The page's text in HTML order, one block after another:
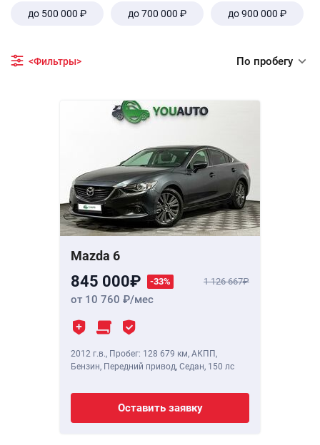
до 500 000 ₽ до 700 000 ₽ до 900 000 ₽
<Фильтры> По пробегу
Mazda 6
845 000 -33% 1 126 667
от 10 760 /мес
2012 г.в., Пробег: 128 679 км, АКПП,
Бензин, Передний привод, Седан, 150 лс
Оставить заявку